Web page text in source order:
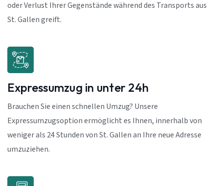
oder Verlust Ihrer Gegenstände während des Transports aus
St. Gallen greift.
Expressumzug in unter 24h
Brauchen Sie einen schnellen Umzug? Unsere
Expressumzugsoption ermöglicht es Ihnen, innerhalb von
weniger als 24 Stunden von St. Gallen an Ihre neue Adresse
umzuziehen.